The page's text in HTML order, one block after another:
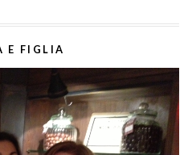
E FIGLIA